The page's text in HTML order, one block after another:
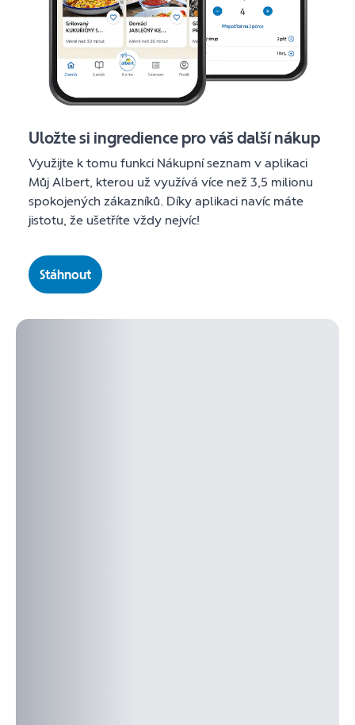
Uložte si ingredience pro váš další nákup
Využijte k tomu funkci Nákupní seznam v aplikaci
Můj Albert, kterou už využívá více než 3,5 milionu
spokojených zákazníků. Díky aplikaci navíc máte
jistotu, že ušetříte vždy nejvíc!
Stáhnout